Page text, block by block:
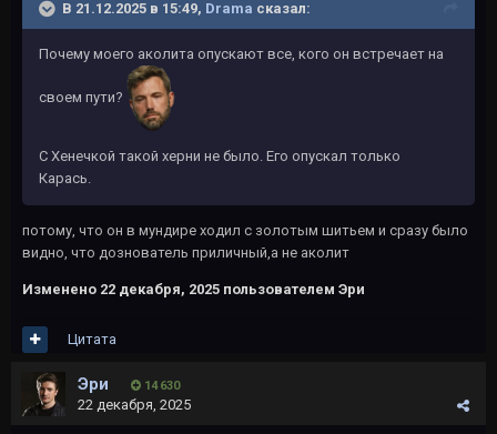
В 21.12.2025 в 15:49, Drama сказал:
Почему моего аколита опускают все, кого он встречает на
своем пути?
С Хенечкой такой херни не было. Его опускал только
Карась.
потому, что он в мундире ходил с золотым шитьем и сразу было
видно, что дознователь приличный,а не аколит
Изменено 22 декабря, 2025 пользователем Эри
Цитата
Эри 14 630
22 декабря, 2025